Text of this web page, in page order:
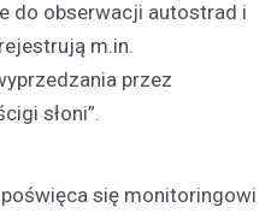
do obserwacji autostrad i
m.in.
przez
słoni”.
się monitoringowi